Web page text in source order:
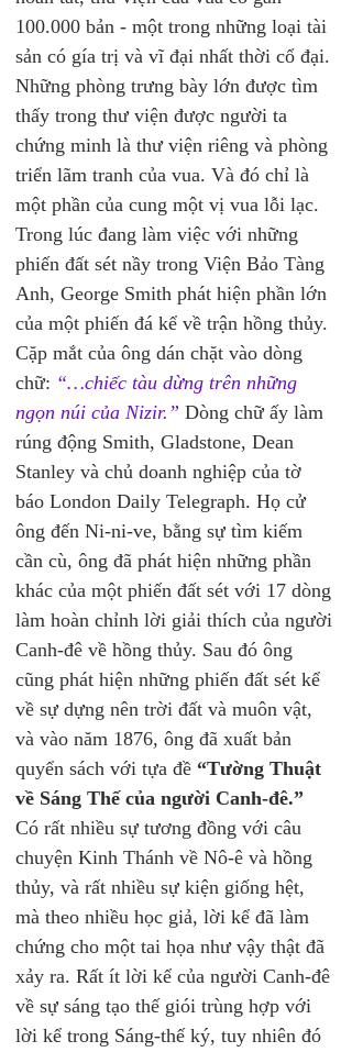
100.000 bản - một trong những loại tài
sản có gía trị và vĩ đại nhất thời cổ đại.
Những phòng trưng bày lớn được tìm
thấy trong thư viện được người ta
chứng minh là thư viện riêng và phòng
triển lãm tranh của vua. Và đó chỉ là
một phần của cung một vị vua lỗi lạc.
Trong lúc đang làm việc với những
phiến đất sét nầy trong Viện Bảo Tàng
Anh, George Smith phát hiện phần lớn
của một phiến đá kể về trận hồng thủy.
Cặp mắt của ông dán chặt vào dòng
chữ: “…chiếc tàu dừng trên những
ngọn núi của Nizir.” Dòng chữ ấy làm
rúng động Smith, Gladstone, Dean
Stanley và chủ doanh nghiệp của tờ
báo London Daily Telegraph. Họ cử
ông đến Ni-ni-ve, bằng sự tìm kiếm
cần cù, ông đã phát hiện những phần
khác của một phiến đất sét với 17 dòng
làm hoàn chỉnh lời giải thích của người
Canh-đê về hồng thủy. Sau đó ông
cũng phát hiện những phiến đất sét kể
về sự dựng nên trời đất và muôn vật,
và vào năm 1876, ông đã xuất bản
quyển sách với tựa đề “Tường Thuật
về Sáng Thế của người Canh-đê.”
Có rất nhiều sự tương đồng với câu
chuyện Kinh Thánh về Nô-ê và hồng
thủy, và rất nhiều sự kiện giống hệt,
mà theo nhiều học giả, lời kể đã làm
chứng cho một tai họa như vậy thật đã
xảy ra. Rất ít lời kể của người Canh-đê
về sự sáng tạo thế giói trùng hợp với
lời kể trong Sáng-thế ký, tuy nhiên đó